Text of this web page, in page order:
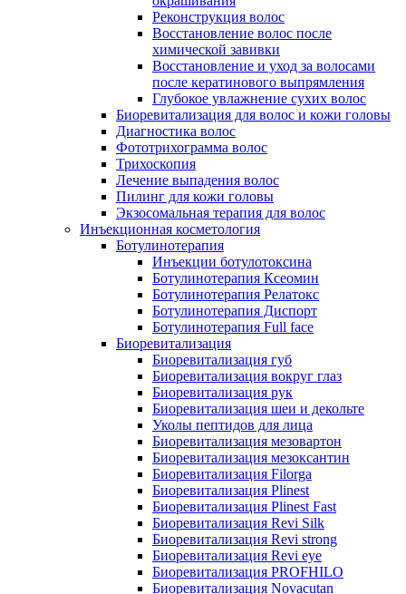
Реконструкция волос
Восстановление волос после
химической завивки
Восстановление и уход за волосами
после кератинового выпрямления
Глубокое увлажнение сухих волос
Биоревитализация для волос и кожи головы
Диагностика волос
Фототрихограмма волос
Трихоскопия
Лечение выпадения волос
Пилинг для кожи головы
Экзосомальная терапия для волос
Инъекционная косметология
Ботулинотерапия
Инъекции ботулотоксина
Ботулинотерапия Ксеомин
Ботулинотерапия Релатокс
Ботулинотерапия Диспорт
Ботулинотерапия Full face
Биоревитализация
Биоревитализация губ
Биоревитализация вокруг глаз
Биоревитализация рук
Биоревитализация шеи и декольте
Уколы пептидов для лица
Биоревитализация мезовартон
Биоревитализация мезоксантин
Биоревитализация Filorga
Биоревитализация Plinest
Биоревитализация Plinest Fast
Биоревитализация Revi Silk
Биоревитализация Revi strong
Биоревитализация Revi eye
Биоревитализация PROFHILO
Биоревитализация Novacutan